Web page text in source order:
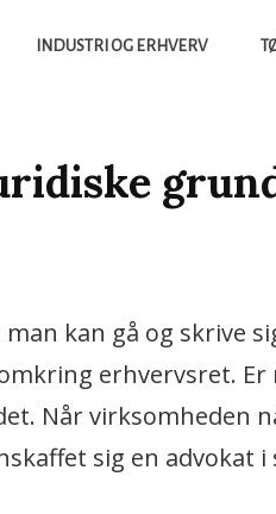
INDUSTRI OG ERHVERV
kan gå og skrive
erhvervsret. Er
Når virksomheden
sig en advokat